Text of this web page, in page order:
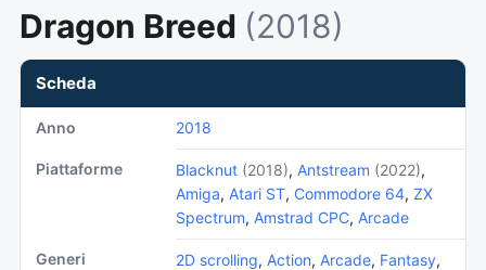
Dragon Breed (2018)
Scheda
Anno 2018
Piattaforme Blacknut (2018), Antstream (2022),
Amiga, Atari ST, Commodore 64, ZX
Spectrum, Amstrad CPC, Arcade
Generi 2D scrolling, Action, Arcade, Fantasy,